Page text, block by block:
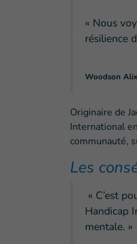
« Nous
résilience
Woodson Alix
Originaire de
International
communauté,
Les
« C’est
Handicap
mentale. »